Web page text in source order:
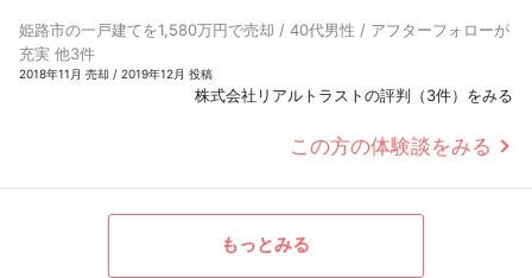
姫路市の一戸建てを1,580万円で売却 / 40代男性 / アフターフォローが
充実 他3件
2018年11月 売却 / 2019年12月 投稿
株式会社リアルトラストの評判（3件）をみる
この方の体験談をみる
もっとみる